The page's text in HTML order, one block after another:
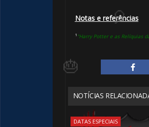
Notas e referências
¹ "Harry Potter e as Relíquias
NOTÍCIAS
DATAS ESPECIAIS